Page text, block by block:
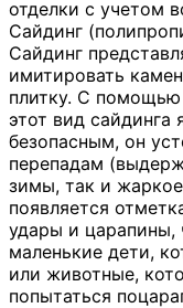
отделки с учетом
Сайдинг
Сайдинг
имитировать
плитку. С
этот вид
безопасным, он
перепадам
зимы, так и
появляется
удары и царапины,
маленькие дети,
или животные,
попытаться